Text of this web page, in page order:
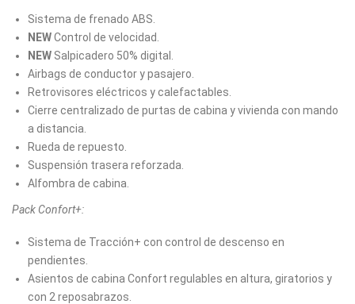
Sistema de frenado ABS.
NEWControl de velocidad.
NEW Salpicadero 50% digital.
Airbags de conductor y pasajero.
Retrovisores eléctricos y calefactables.
Cierre centralizado de purtas de cabina y vivienda con mando
a distancia.
Rueda de repuesto.
Suspensión trasera reforzada.
Alfombra de cabina.
Pack Confort+:
Sistema de Tracción+ con control de descenso en
pendientes.
Asientos de cabina Confort regulables en altura, giratorios y
con 2 reposabrazos.